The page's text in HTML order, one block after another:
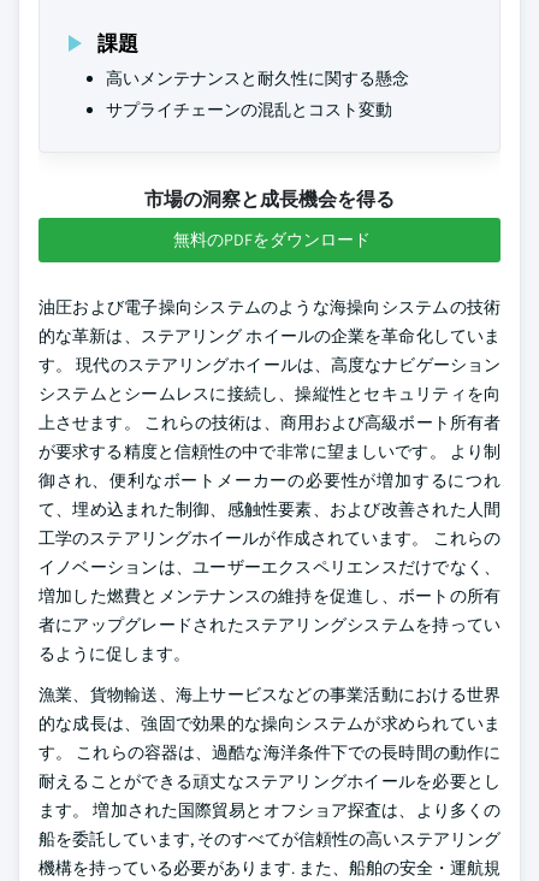
課題
高いメンテナンスと耐久性に関する懸念
サプライチェーンの混乱とコスト変動
市場の洞察と成長機会を得る
無料のPDFをダウンロード
油圧および電子操向システムのような海操向システムの技術
的な革新は、ステアリング ホイールの企業を革命化していま
す。 現代のステアリングホイールは、高度なナビゲーション
システムとシームレスに接続し、操縦性とセキュリティを向
上させます。 これらの技術は、商用および高級ボート所有者
が要求する精度と信頼性の中で非常に望ましいです。 より制
御され、便利なボートメーカーの必要性が増加するにつれ
て、埋め込まれた制御、感触性要素、および改善された人間
工学のステアリングホイールが作成されています。 これらの
イノベーションは、ユーザーエクスペリエンスだけでなく、
増加した燃費とメンテナンスの維持を促進し、ボートの所有
者にアップグレードされたステアリングシステムを持ってい
るように促します。
漁業、貨物輸送、海上サービスなどの事業活動における世界
的な成長は、強固で効果的な操向システムが求められていま
す。 これらの容器は、過酷な海洋条件下での長時間の動作に
耐えることができる頑丈なステアリングホイールを必要とし
ます。 増加された国際貿易とオフショア探査は、より多くの
船を委託しています, そのすべてが信頼性の高いステアリング
機構を持っている必要があります. また、船舶の安全・運航規